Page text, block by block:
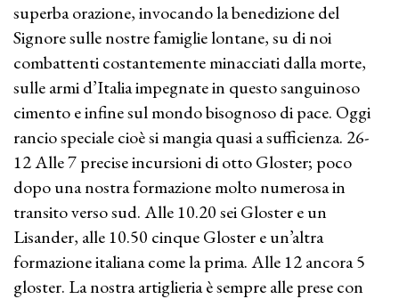
superba orazione, invocando la benedizione del
Signore sulle nostre famiglie lontane, su di noi
combattenti costantemente minacciati dalla morte,
sulle armi d’Italia impegnate in questo sanguinoso
cimento e infine sul mondo bisognoso di pace. Oggi
rancio speciale cioè si mangia quasi a sufficienza. 26-
12 Alle 7 precise incursioni di otto Gloster; poco
dopo una nostra formazione molto numerosa in
transito verso sud. Alle 10.20 sei Gloster e un
Lisander, alle 10.50 cinque Gloster e un’altra
formazione italiana come la prima. Alle 12 ancora 5
gloster. La nostra artiglieria è sempre alle prese con